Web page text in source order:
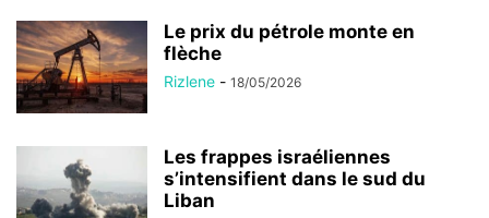
Le prix du pétrole monte en
flèche
Rizlene - 18/05/2026
Les frappes israéliennes
s’intensifient dans le sud du
Liban